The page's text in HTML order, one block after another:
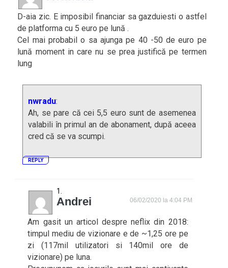
D-aia zic. E imposibil financiar sa gazduiesti o astfel
de platforma cu 5 euro pe lună .
Cel mai probabil o sa ajunga pe 40 -50 de euro pe
lună moment in care nu se prea justifică pe termen
lung
nwradu:
Ah, se pare că cei 5,5 euro sunt de asemenea
valabili în primul an de abonament, după aceea
cred că se va scumpi.
REPLY
Andrei 06/02/2020 la 4:04 PM
Am gasit un articol despre neflix din 2018:
timpul mediu de vizionare e de ~1,25 ore pe
zi (117mil utilizatori si 140mil ore de
vizionare) pe luna.